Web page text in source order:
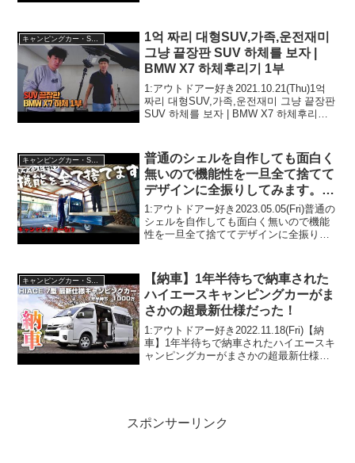
いで！！2:アウトドアー好き2023....
キャンピングカー・SUV人気車種
1억 짜리 대형SUV,가족,운전재미
그냥 끝장판 SUV 하체를 보자 |
BMW X7 하체후리기 1부
1:アウトドアー好き2021.10.21(Thu)1억
짜리 대형SUV,가족,운전재미 그냥 끝장판
SUV 하체를 보자 | BMW X7 하체후리기 1
普通のシェルを自作しても面白く
無いので機能性を一旦全て捨てて
デザインに全振りしてみます。土
台枠組み製作【軽トラキャンピン
グカーDIY 第一話】
1:アウトドアー好き2023.05.05(Fri)普通の
シェルを自作しても面白く無いので機能
性を一旦全て捨ててデザインに全振りし
題らしいぞ、見逃さないで！！2:アウ...
キャンピングカー・SUV人気車種
【納車】1年半待ちで納車された
ハイエースキャンピングカーがま
さかの超最新仕様だった！
1:アウトドアー好き2022.11.18(Fri)【納
車】1年半待ちで納車されたハイエースキ
ャンピングカーがまさかの超最新仕様だ
スポンサーリンク